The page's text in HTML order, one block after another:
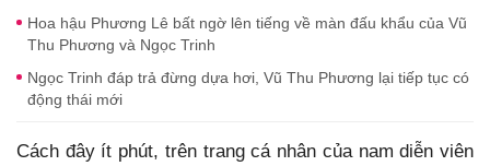
Hoa hậu Phương Lê bất ngờ lên tiếng về màn đấu khẩu của Vũ
Thu Phương và Ngọc Trinh
Ngọc Trinh đáp trả đừng dựa hơi, Vũ Thu Phương lại tiếp tục có
động thái mới
Cách đây ít phút, trên trang cá nhân của nam diễn viên